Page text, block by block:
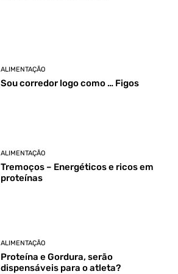
ALIMENTAÇÃO
Sou corredor logo como … Figos
ALIMENTAÇÃO
Tremoços – Energéticos e ricos em
proteínas
ALIMENTAÇÃO
Proteína e Gordura, serão
dispensáveis para o atleta?